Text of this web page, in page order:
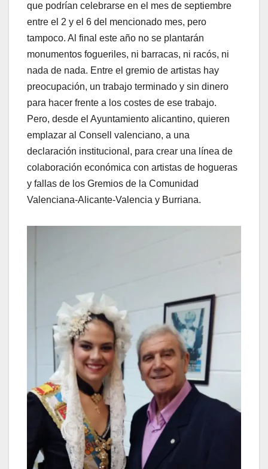
que podrían celebrarse en el mes de septiembre
entre el 2 y el 6 del mencionado mes, pero
tampoco. Al final este año no se plantarán
monumentos fogueriles, ni barracas, ni racós, ni
nada de nada. Entre el gremio de artistas hay
preocupación, un trabajo terminado y sin dinero
para hacer frente a los costes de ese trabajo.
Pero, desde el Ayuntamiento alicantino, quieren
emplazar al Consell valenciano, a una
declaración institucional, para crear una línea de
colaboración económica con artistas de hogueras
y fallas de los Gremios de la Comunidad
Valenciana-Alicante-Valencia y Burriana.